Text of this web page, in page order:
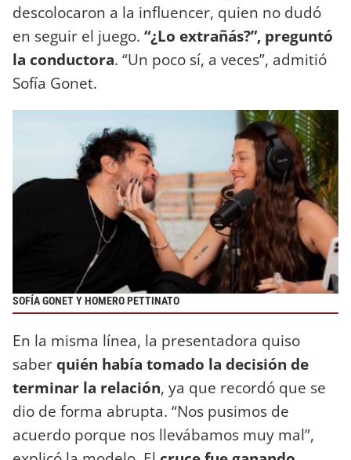
descolocaron a la influencer, quien no dudó
en seguir el juego. “¿Lo extrañás?”, preguntó
la conductora. “Un poco sí, a veces”, admitió
Sofía Gonet.
SOFÍA GONET Y HOMERO PETTINATO
En la misma línea, la presentadora quiso
saberquién había tomado la decisión de
terminar la relación, ya que recordó que se
dio de forma abrupta. “Nos pusimos de
acuerdo porque nos llevábamos muy mal”,